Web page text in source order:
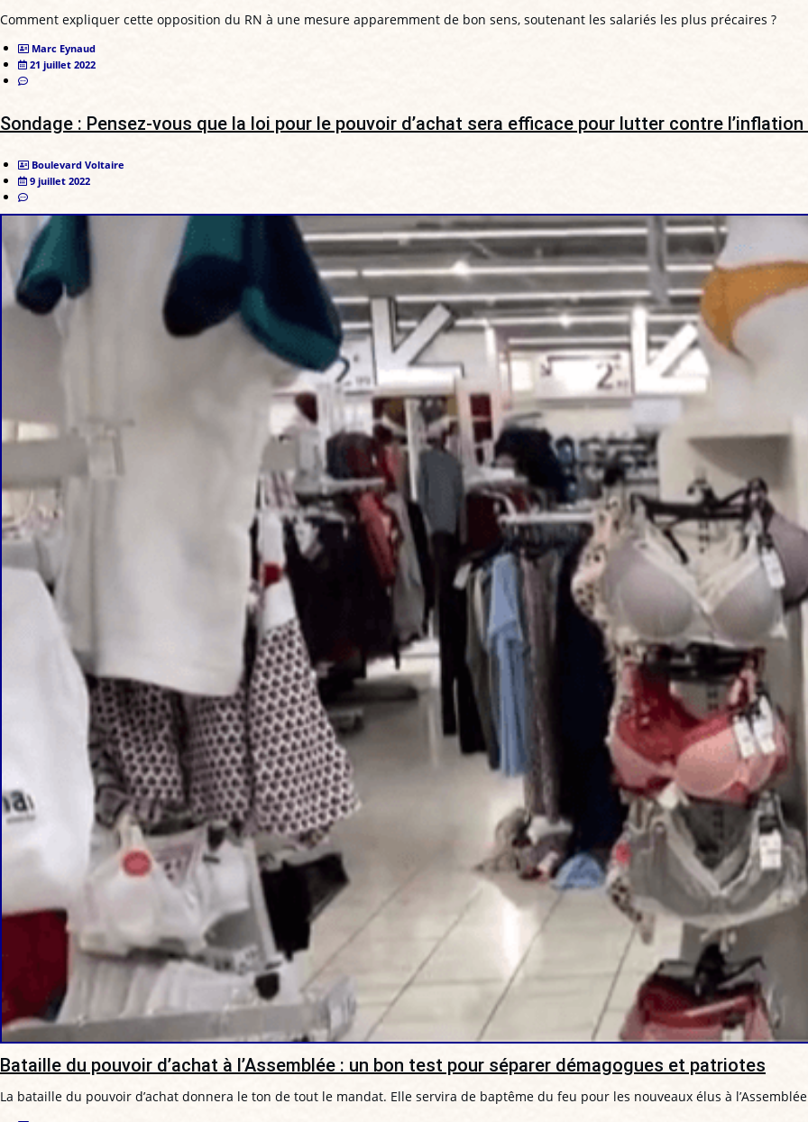
Comment expliquer cette opposition du RN à une mesure apparemment de bon sens, soutenant les salariés les plus précaires ?
Marc Eynaud
21 juillet 2022
Sondage : Pensez-vous que la loi pour le pouvoir d’achat sera efficace pour lutter contre l’inflation
Boulevard Voltaire
9 juillet 2022
Bataille du pouvoir d’achat à l’Assemblée : un bon test pour séparer démagogues et patriotes
La bataille du pouvoir d’achat donnera le ton de tout le mandat. Elle servira de baptême du feu pour les nouveaux élus à